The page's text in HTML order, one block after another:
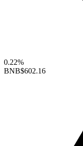
0.22%
BNB$602.16